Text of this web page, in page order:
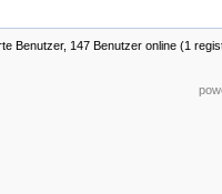
Benutzer, 147 Benutzer online (1